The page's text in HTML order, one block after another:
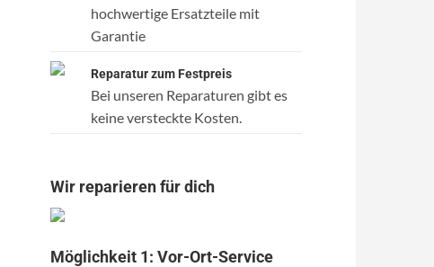
hochwertige Ersatzteile mit
Garantie
Reparatur zum Festpreis
Bei unseren Reparaturen gibt es
keine versteckte Kosten.
Wir reparieren für dich
Möglichkeit 1: Vor-Ort-Service